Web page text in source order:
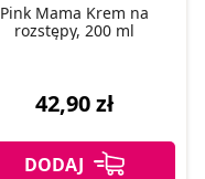
Pink Mama Krem na
rozstępy, 200 ml
42,90 zł